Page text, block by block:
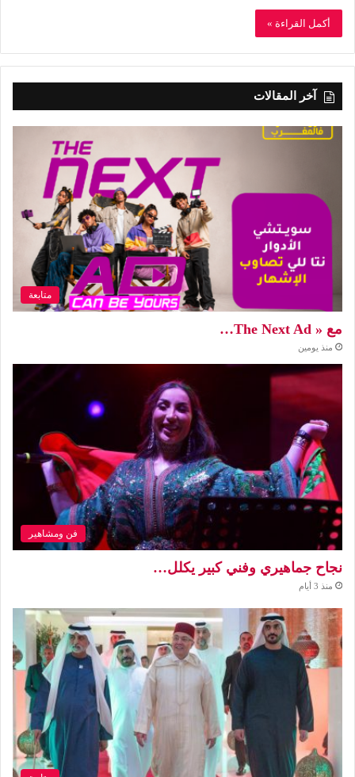
أكمل القراءة »
آخر المقالات
متابعة
مع « The Next Ad…
منذ يومين
فن ومشاهير
نجاح جماهيري وفني كبير يكلل…
منذ 3 أيام